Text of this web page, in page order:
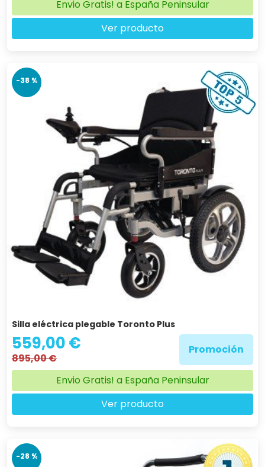
Envio Gratis! a España Peninsular
Ver producto
-38 %
Silla eléctrica plegable Toronto Plus
559,00 €
895,00 €
Promoción
Envio Gratis! a España Peninsular
Ver producto
-28 %